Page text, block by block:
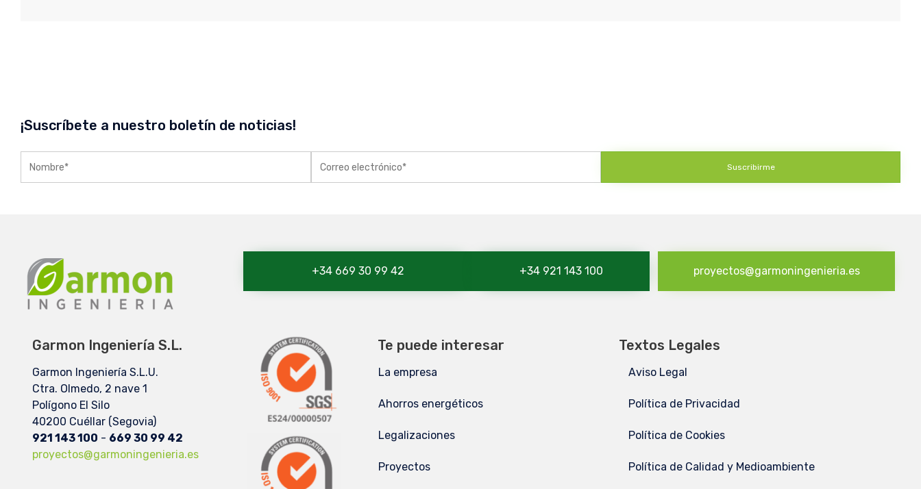
¡Suscríbete a nuestro boletín de noticias!
+34 669 30 99 42 +34 921 143 100 proyectos@garmoningenieria.es
Garmon Ingeniería S.L.
Garmon Ingeniería S.L.U.
Ctra. Olmedo, 2 nave 1
Polígono El Silo
40200 Cuéllar (Segovia)
921 143 100 - 669 30 99 42
proyectos@garmoningenieria.es
Te puede interesar
La empresa
Ahorros energéticos
Legalizaciones
Proyectos
Textos Legales
Aviso Legal
Política de Privacidad
Política de Cookies
Política de Calidad y Medioambiente